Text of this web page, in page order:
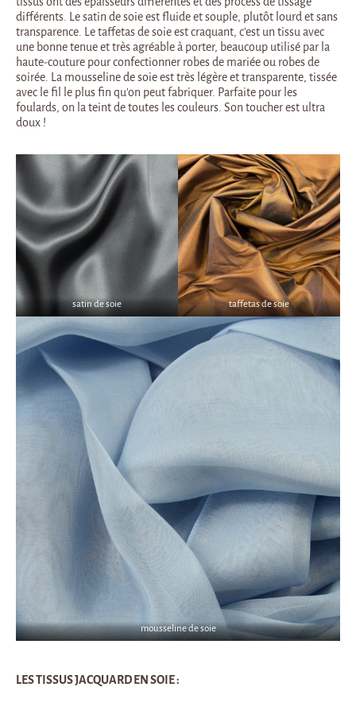
différents. Le satin de soie est fluide et souple, plutôt lourd et sans
transparence. Le taffetas de soie est craquant, c’est un tissu avec
une bonne tenue et très agréable à porter, beaucoup utilisé par la
haute-couture pour confectionner robes de mariée ou robes de
soirée. La mousseline de soie est très légère et transparente, tissée
avec le fil le plus fin qu’on peut fabriquer. Parfaite pour les
foulards, on la teint de toutes les couleurs. Son toucher est ultra
doux !
satin de soie taffetas de soie
mousseline de soie
LES TISSUS JACQUARD EN SOIE :